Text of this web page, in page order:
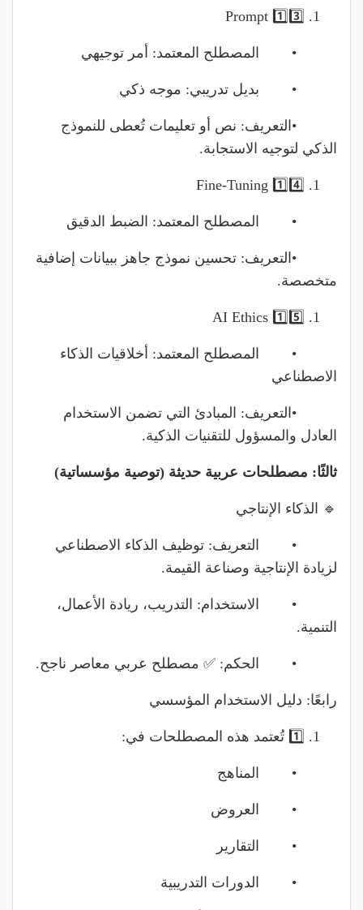
1️⃣3️⃣ Prompt
• المصطلح المعتمد: أمر توجيهي
• بديل تدريبي: موجه ذكي
•التعريف: نص أو تعليمات تُعطى للنموذج
الذكي لتوجيه الاستجابة.
1️⃣4️⃣ Fine-Tuning
• المصطلح المعتمد: الضبط الدقيق
•التعريف: تحسين نموذج جاهز ببيانات إضافية
متخصصة.
1️⃣5️⃣ AI Ethics
• المصطلح المعتمد: أخلاقيات الذكاء
الاصطناعي
•التعريف: المبادئ التي تضمن الاستخدام
العادل والمسؤول للتقنيات الذكية.
ثالثًا: مصطلحات عربية حديثة (توصية مؤسساتية)
🔹 الذكاء الإنتاجي
• التعريف: توظيف الذكاء الاصطناعي
لزيادة الإنتاجية وصناعة القيمة.
• الاستخدام: التدريب، ريادة الأعمال،
التنمية.
• الحكم: ✅ مصطلح عربي معاصر ناجح.
رابعًا: دليل الاستخدام المؤسسي
1️⃣ تُعتمد هذه المصطلحات في:
• المناهج
• العروض
• التقارير
• الدورات التدريبية